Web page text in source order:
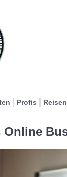
Profis Reisen
Online